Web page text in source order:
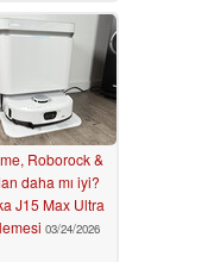
Roborock &
daha mı iyi?
J15 Max Ultra
03/24/2026